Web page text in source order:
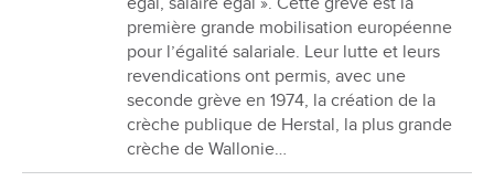
première grande mobilisation européenne
pour l’égalité salariale. Leur lutte et leurs
revendications ont permis, avec une
seconde grève en 1974, la création de la
crèche publique de Herstal, la plus grande
crèche de Wallonie…